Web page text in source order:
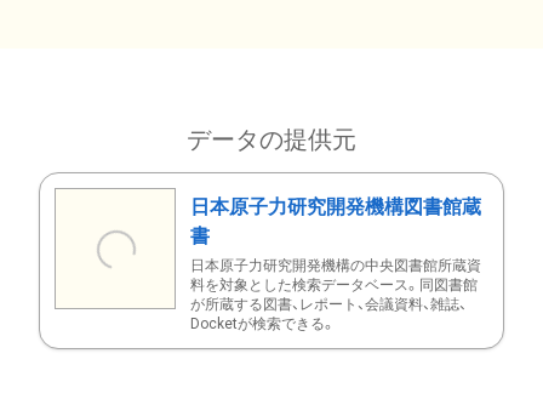
データの提供元
日本原子力研究開発機構図書館蔵
書
日本原子力研究開発機構の中央図書館所蔵資
料を対象とした検索データベース。同図書館
が所蔵する図書、レポート、会議資料、雑誌、
Docketが検索できる。